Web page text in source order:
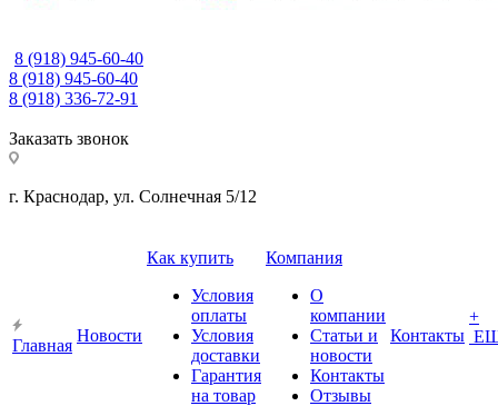
8 (918) 945-60-40
8 (918) 945-60-40
8 (918) 336-72-91
Заказать звонок
г. Краснодар, ул. Солнечная 5/12
Главная
Новости
Как купить
Условия
оплаты
Условия
доставки
Гарантия
на товар
Компания
О
компании
Статьи и
новости
Контакты
Отзывы
Контакты
+